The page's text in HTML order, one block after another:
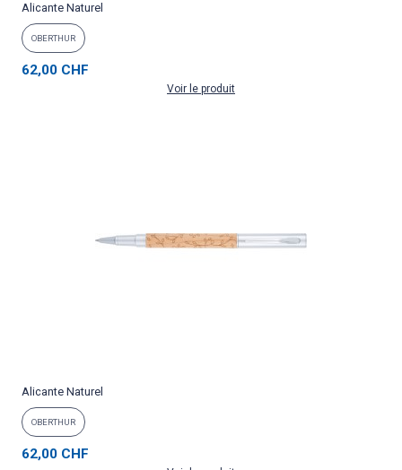
Alicante Naturel
OBERTHUR
62,00 CHF
Voir le produit
Alicante Naturel
OBERTHUR
62,00 CHF